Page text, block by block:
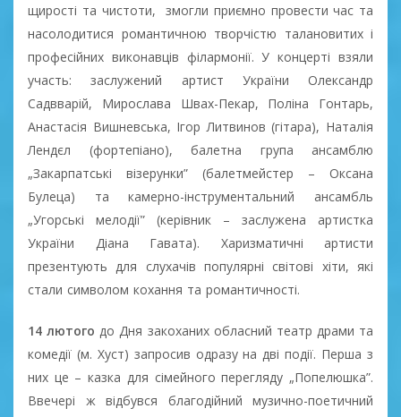
щирості та чистоти, змогли приємно провести час та
насолодитися романтичною творчістю талановитих і
професійних виконавців філармонії. У концерті взяли
участь: заслужений артист України Олександр
Садвварій, Мирослава Швах-Пекар, Поліна Гонтарь,
Анастасія Вишневська, Ігор Литвинов (гітара), Наталія
Лендєл (фортепіано), балетна група ансамблю
„Закарпатські візерунки” (балетмейстер – Оксана
Булеца) та камерно-інструментальний ансамбль
„Угорські мелодії” (керівник – заслужена артистка
України Діана Гавата). Харизматичні артисти
презентують для слухачів популярні світові хіти, які
стали символом кохання та романтичності.
14 лютого до Дня закоханих обласний театр драми та
комедії (м. Хуст) запросив одразу на дві події. Перша з
них це – казка для сімейного перегляду „Попелюшка”.
Ввечері ж відбувся благодійний музично-поетичний